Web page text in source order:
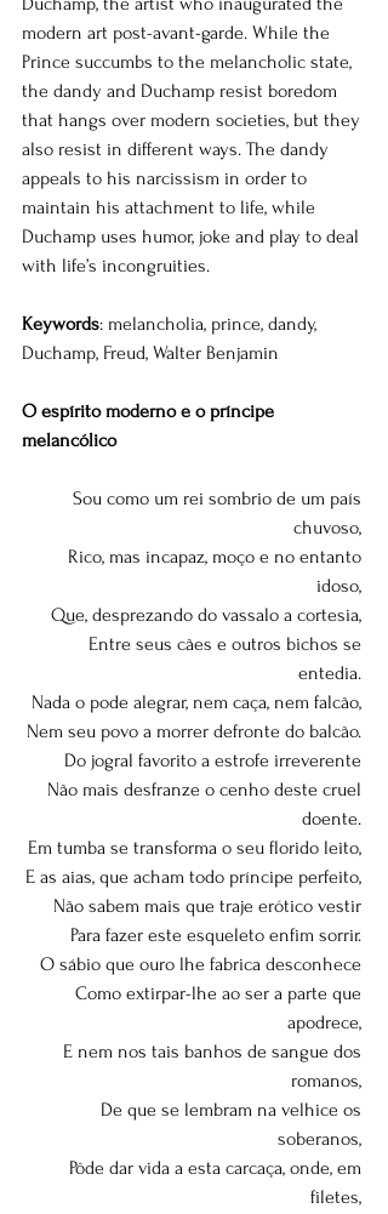
modern art post-avant-garde. While the
Prince succumbs to the melancholic state,
the dandy and Duchamp resist boredom
that hangs over modern societies, but they
also resist in different ways. The dandy
appeals to his narcissism in order to
maintain his attachment to life, while
Duchamp uses humor, joke and play to deal
with life’s incongruities.
Keywords: melancholia, prince, dandy,
Duchamp, Freud, Walter Benjamin
O espírito moderno e o príncipe
melancólico
Sou como um rei sombrio de um país
chuvoso,
Rico, mas incapaz, moço e no entanto
idoso,
Que, desprezando do vassalo a cortesia,
Entre seus cães e outros bichos se
entedia.
Nada o pode alegrar, nem caça, nem falcão,
Nem seu povo a morrer defronte do balcão.
Do jogral favorito a estrofe irreverente
Não mais desfranze o cenho deste cruel
doente.
Em tumba se transforma o seu florido leito,
E as aias, que acham todo príncipe perfeito,
Não sabem mais que traje erótico vestir
Para fazer este esqueleto enfim sorrir.
O sábio que ouro lhe fabrica desconhece
Como extirpar-lhe ao ser a parte que
apodrece,
E nem nos tais banhos de sangue dos
romanos,
De que se lembram na velhice os
soberanos,
Pôde dar vida a esta carcaça, onde, em
filetes,